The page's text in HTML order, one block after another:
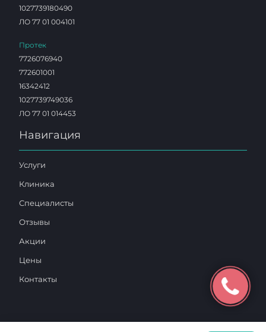
1027739180490
ЛО 77 01 004101
Протек
7726076940
772601001
16342412
1027739749036
ЛО 77 01 014453
Навигация
Услуги
Клиника
Специалисты
Отзывы
Акции
Цены
Контакты